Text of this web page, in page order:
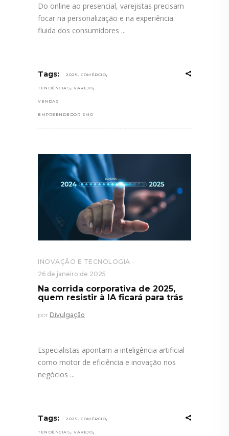
Do online ao presencial, varejistas precisam
focar na personalização e na experiência
fluida dos consumidores
Tags: 2025, COMÉRCIO,
TENDÊNCIAS , VAREJO,
VENDAS
EMPREENDEDORISMO
INOVAÇÃO E TECNOLOGIA
26 de janeiro de 2025
Na corrida corporativa de 2025,
quem resistir à IA ficará para trás
por Divulgação
Especialistas apontam a inteligência artificial
como motor de eficiência e inovação nos
negócios
Tags: 2025, COMÉRCIO,
TENDÊNCIAS , VAREJO,